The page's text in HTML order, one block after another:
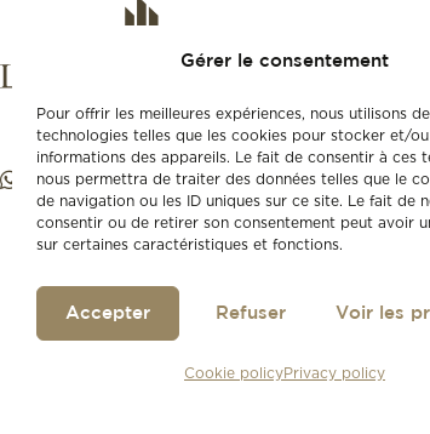
Gérer le consentement
Pour offrir les meilleures expériences, nous utilisons
technologies telles que les cookies pour stocker et/
informations des appareils. Le fait de consentir à ces
nous permettra de traiter des données telles que le
de navigation ou les ID uniques sur ce site. Le fait de
consentir ou de retirer son consentement peut avoir
sur certaines caractéristiques et fonctions.
Accepter Refuser Voir les
Cookie policyPrivacy policy